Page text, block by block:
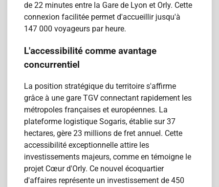
de 22 minutes entre la Gare de Lyon et Orly. Cette
connexion facilitée permet d'accueillir jusqu'à
147 000 voyageurs par heure.
L'accessibilité comme avantage
concurrentiel
La position stratégique du territoire s'affirme
grâce à une gare TGV connectant rapidement les
métropoles françaises et européennes. La
plateforme logistique Sogaris, établie sur 37
hectares, gère 23 millions de fret annuel. Cette
accessibilité exceptionnelle attire les
investissements majeurs, comme en témoigne le
projet Cœur d'Orly. Ce nouvel écoquartier
d'affaires représente un investissement de 450